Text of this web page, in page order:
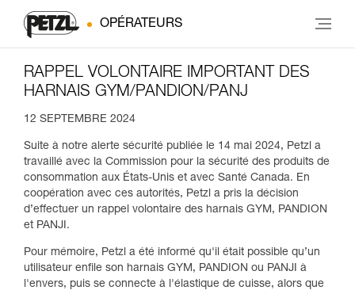
OPÉRATEURS
RAPPEL VOLONTAIRE IMPORTANT DES
HARNAIS GYM/PANDION/PANJ
12 SEPTEMBRE 2024
Suite à notre alerte sécurité publiée le 14 mai 2024, Petzl a
travaillé avec la Commission pour la sécurité des produits de
consommation aux États-Unis et avec Santé Canada. En
coopération avec ces autorités, Petzl a pris la décision
d’effectuer un rappel volontaire des harnais GYM, PANDION
et PANJI.
Pour mémoire, Petzl a été informé qu'il était possible qu’un
utilisateur enfile son harnais GYM, PANDION ou PANJI à
l'envers, puis se connecte à l'élastique de cuisse, alors que